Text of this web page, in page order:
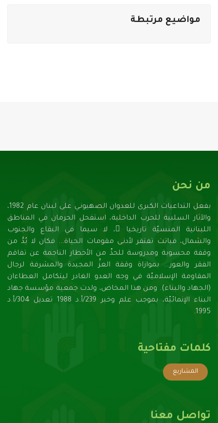
مواضيع مرتبطة
من نحن
بفعل التداعيات الكبرى للعدوان الصهيونـي على لبنان عام 1982،
والآثار السلبية للحرب الداخلية، استفحل الحرمان في المناطق
اللبنانية المنسيّة تاريخيا ً، لا سيما في البقاع والجنوب
والشمال، فباتت تفتقر لأدنـى مقومات الحياة... فكان لا بُدَّ من
وقفة محسوبة ومدروسة للحدِّ من الأخطار الناجمة عن تفاقم
الفقر والعوز... بموازاة وقفة العزِّ المجيدة والمشرفة لرجال
المقاومة الإسلاميّة في وجه العدو الغادر ليتكامل العطاءان
(الجهاد والبناء). ومن هذا المخاض، ولدت جمعية مؤسسة جهاد
البناء الإنمائيّة، بموجب علم وخبر 239/أ.د 1988 تعديل 304/أ.د
1995.
كلمات مفتاحية
المشاريع
تواصل معنا